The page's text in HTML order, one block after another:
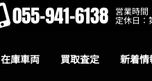
055-941-6138 営業時間
定休日：
在庫車両 買取査定 新着情